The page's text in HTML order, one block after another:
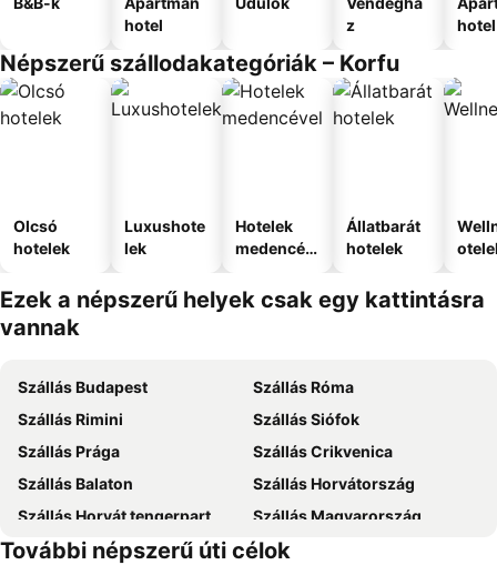
hotel
z
hotel
Népszerű szállodakategóriák – Korfu
Olcsó
hotelek
Luxushote
lek
Hotelek
medencév
Állatbarát
hotelek
Ezek a népszerű helyek csak egy kattintásra
vannak
Szállás Budapest
Szállás Róma
Szállás Rimini
Szállás Siófok
Szállás Prága
Szállás Crikvenica
Szállás Balaton
Szállás Horvátország
Szállás Horvát tengerpart
Szállás Magyarország
Szállás Zakynthos
Szállás Rodosz sziget
További népszerű úti célok